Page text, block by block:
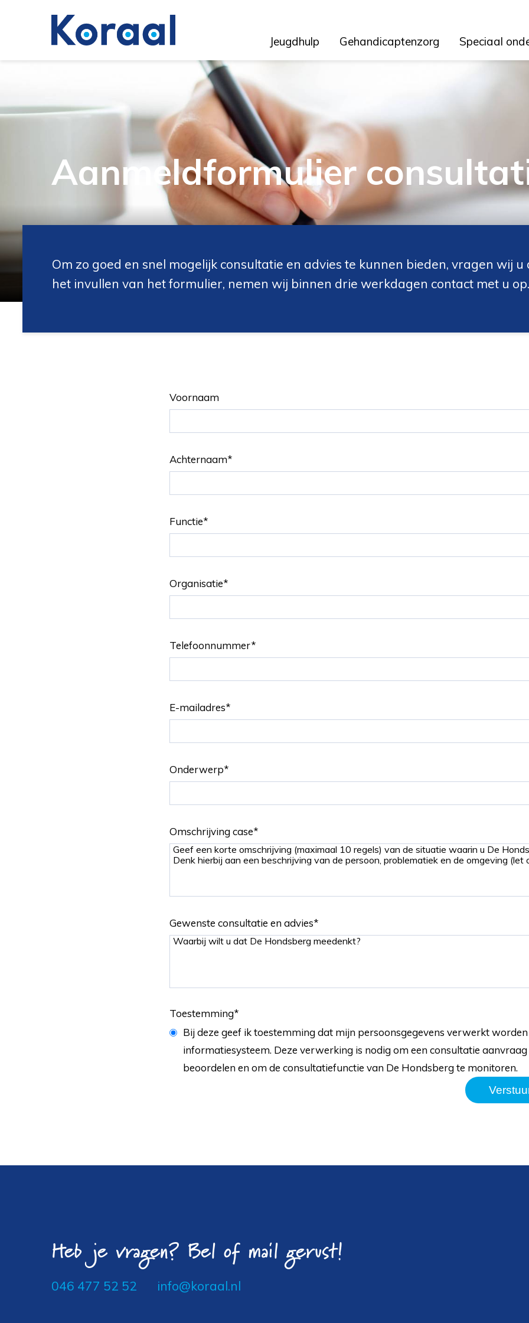
Jeugdhulp Gehandicaptenzorg Speciaal
Aanmeldformulier
Om zo goed en snel mogelijk consultatie en advies te kunnen bieden, vragen wij
het invullen van het formulier, nemen wij binnen drie werkdagen contact met u op.
Voornaam
Achternaam*
Functie*
Organisatie*
Telefoonnummer*
E-mailadres*
Onderwerp*
Omschrijving case*
Gewenste consultatie en advies*
Toestemming*
Bij deze geef ik toestemming dat mijn persoonsgegevens verwerkt
informatiesysteem. Deze verwerking is nodig om een consultatie
beoordelen en om de consultatiefunctie van De Hondsberg te monitoren.
Heb je vragen? Bel of mail gerust!
046 477 52 52 info@koraal.nl